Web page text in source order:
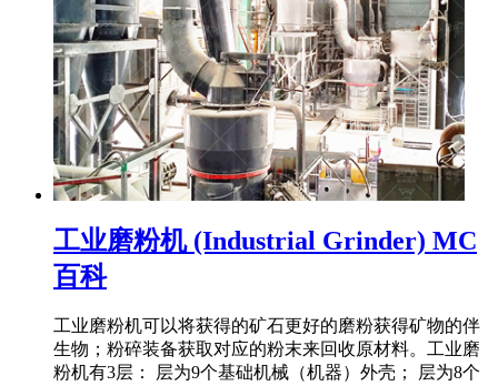
工业磨粉机 (Industrial Grinder) MC
百科
工业磨粉机可以将获得的矿石更好的磨粉获得矿物的伴
生物；粉碎装备获取对应的粉末来回收原材料。工业磨
粉机有3层： 层为9个基础机械（机器）外壳； 层为8个